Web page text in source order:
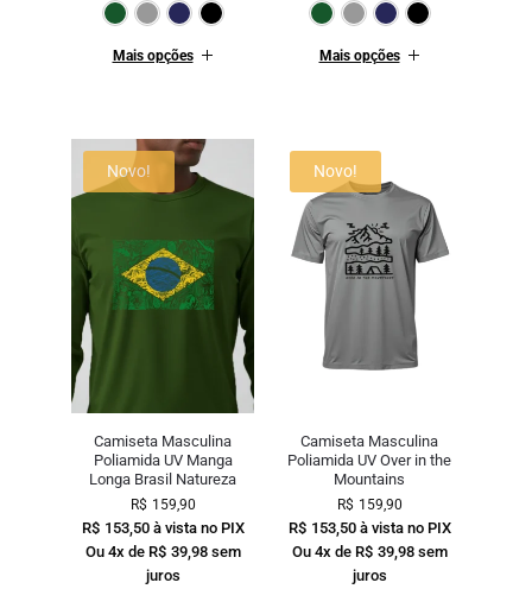
Verde EscuroMarinho
Preto
Mais opções
Verde Escuro
Mais opções
Novo!
Camiseta Masculina
Poliamida UV Manga
Longa Brasil Natureza
R$ 159,90
R$ 153,50 à vista no PIX
Ou 4x de R$ 39,98 sem
juros
Novo!
Camiseta Masculina
Poliamida UV Over in the
Mountains
R$ 159,90
R$ 153,50 à vista no PIX
Ou 4x de R$ 39,98 sem
juros